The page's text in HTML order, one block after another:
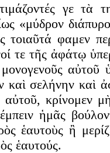
γε τὰ
«μύδρον
τοιαῦτά φαμεν
τε τῆς ἀφάτῳ
αὐτοῦ
καὶ σελήνην καὶ
κρίνομεν
ἡμᾶς
ἑαυτοὺς ἢ
ἑαυτούς.